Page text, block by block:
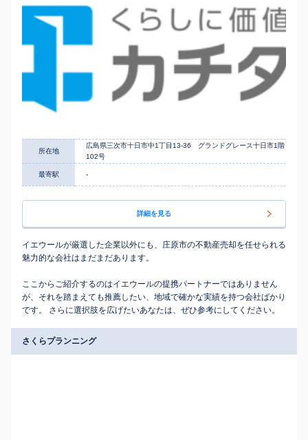
所在地
広島県三次市十日市中1丁目13-36 グランドグレース十日市1階
102号
最寄駅 -
詳細を見る
イエウールが厳選した企業以外にも、庄原市の不動産売却を任せられる
魅力的な会社はまだまだあります。
ここからご紹介するのはイエウールの提携パートナーではありません
が、それを踏まえても推薦したい、地域で確かな実績を持つ会社ばかり
です。 さらに選択肢を広げたいあなたは、ぜひ参考にしてください。
さくらプランニング